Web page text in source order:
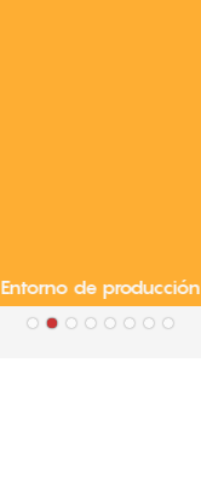
Entorno de producción